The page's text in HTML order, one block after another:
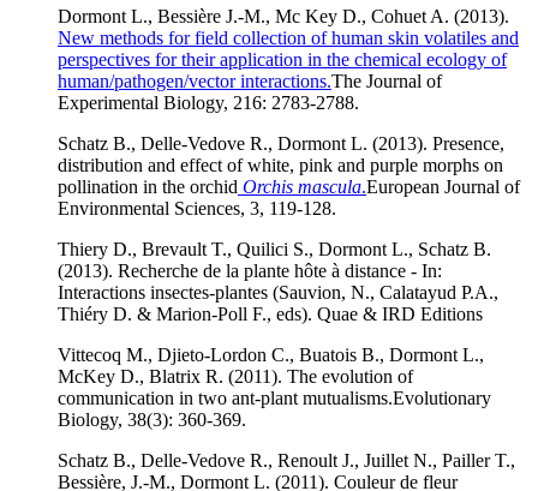
Dormont L., Bessière J.-M., Mc Key D., Cohuet A. (2013).
New methods for field collection of human skin volatiles and
perspectives for their application in the chemical ecology of
human/pathogen/vector interactions.The Journal of
Experimental Biology, 216: 2783-2788.
Schatz B., Delle-Vedove R., Dormont L. (2013). Presence,
distribution and effect of white, pink and purple morphs on
pollination in the orchid Orchis mascula.European Journal of
Environmental Sciences, 3, 119-128.
Thiery D., Brevault T., Quilici S., Dormont L., Schatz B.
(2013). Recherche de la plante hôte à distance - In:
Interactions insectes-plantes (Sauvion, N., Calatayud P.A.,
Thiéry D. & Marion-Poll F., eds). Quae & IRD Editions
Vittecoq M., Djieto-Lordon C., Buatois B., Dormont L.,
McKey D., Blatrix R. (2011). The evolution of
communication in two ant-plant mutualisms.Evolutionary
Biology, 38(3): 360-369.
Schatz B., Delle-Vedove R., Renoult J., Juillet N., Pailler T.,
Bessière, J.-M., Dormont L. (2011). Couleur de fleur